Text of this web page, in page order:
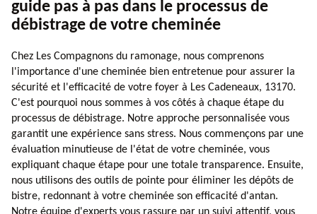
guide pas à pas dans le processus de
débistrage de votre cheminée
Chez Les Compagnons du ramonage, nous comprenons
l'importance d'une cheminée bien entretenue pour assurer la
sécurité et l'efficacité de votre foyer à Les Cadeneaux, 13170.
C'est pourquoi nous sommes à vos côtés à chaque étape du
processus de débistrage. Notre approche personnalisée vous
garantit une expérience sans stress. Nous commençons par une
évaluation minutieuse de l'état de votre cheminée, vous
expliquant chaque étape pour une totale transparence. Ensuite,
nous utilisons des outils de pointe pour éliminer les dépôts de
bistre, redonnant à votre cheminée son efficacité d'antan.
Notre équipe d'experts vous rassure par un suivi attentif, vous